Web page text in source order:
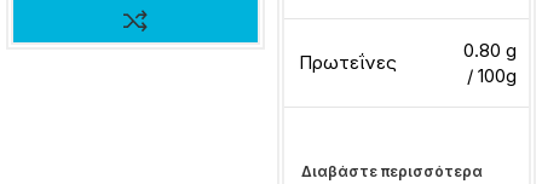
Πρωτεΐνες
0.80 g
/ 100g
Διαβάστε περισσότερα